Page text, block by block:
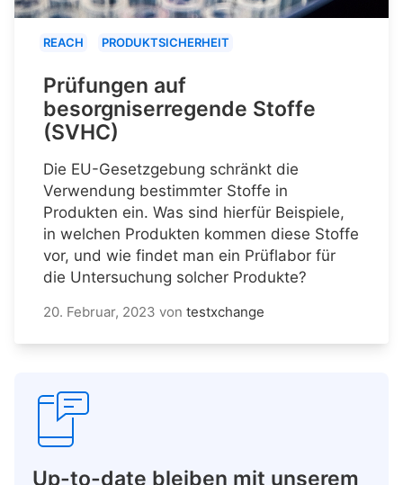
REACH PRODUKTSICHERHEIT
Prüfungen auf
besorgniserregende Stoffe
(SVHC)
Die EU-Gesetzgebung schränkt die
Verwendung bestimmter Stoffe in
Produkten ein. Was sind hierfür Beispiele,
in welchen Produkten kommen diese Stoffe
vor, und wie findet man ein Prüflabor für
die Untersuchung solcher Produkte?
20. Februar, 2023 von testxchange
Up-to-date bleiben mit unserem